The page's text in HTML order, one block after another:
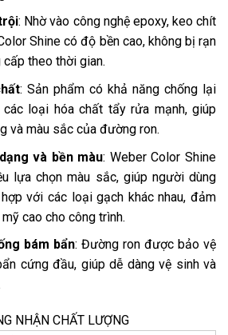
: Nhờ vào công nghệ epoxy, keo chít
Shine có độ bền cao, không bị rạn
theo thời gian.
: Sản phẩm có khả năng chống lại
loại hóa chất tẩy rửa mạnh, giúp
và màu sắc của đường ron.
và bền màu: Weber Color Shine
lựa chọn màu sắc, giúp người dùng
với các loại gạch khác nhau, đảm
cao cho công trình.
bám bẩn: Đường ron được bảo vệ
cứng đầu, giúp dễ dàng vệ sinh và
NHẬN CHẤT LƯỢNG